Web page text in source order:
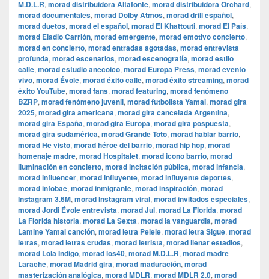
M.D.L.R, morad distribuidora Altafonte, morad distribuidora Orchard,
morad documentales, morad Dolby Atmos, morad drill español,
morad duetos, morad el español, morad El Khattouti, morad El País,
morad Eladio Carrión, morad emergente, morad emotivo concierto,
morad en concierto, morad entradas agotadas, morad entrevista
profunda, morad escenarios, morad escenografía, morad estilo
calle, morad estudio anecoico, morad Europa Press, morad evento
vivo, morad Évole, morad éxito calle, morad éxito streaming, morad
éxito YouTube, morad fans, morad featuring, morad fenómeno
BZRP, morad fenómeno juvenil, morad futbolista Yamal, morad gira
2025, morad gira americana, morad gira cancelada Argentina,
morad gira España, morad gira Europa, morad gira pospuesta,
morad gira sudamérica, morad Grande Toto, morad hablar barrio,
morad He visto, morad héroe del barrio, morad hip hop, morad
homenaje madre, morad Hospitalet, morad icono barrio, morad
iluminación en concierto, morad incitación pública, morad infancia,
morad influencer, morad influyente, morad influyente deportes,
morad infobae, morad inmigrante, morad inspiración, morad
Instagram 3.6M, morad Instagram viral, morad invitados especiales,
morad Jordi Évole entrevista, morad Jul, morad La Florida, morad
La Florida historia, morad La Sexta, morad la vanguardia, morad
Lamine Yamal canción, morad letra Pelele, morad letra Sigue, morad
letras, morad letras crudas, morad letrista, morad llenar estadios,
morad Lola Indigo, morad los40, morad M.D.L.R, morad madre
Larache, morad Madrid gira, morad maduración, morad
masterización analógica, morad MDLR, morad MDLR 2.0, morad